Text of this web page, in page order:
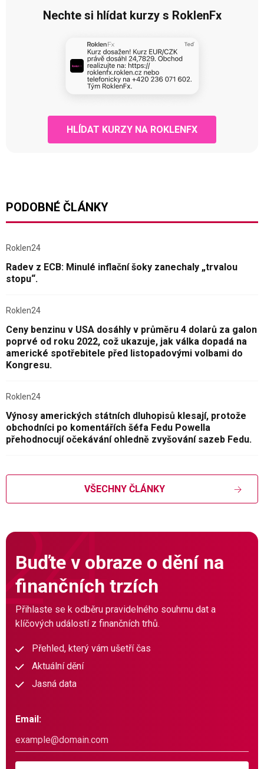
Nechte si hlídat kurzy s RoklenFx
HLÍDAT KURZY NA ROKLENFX
PODOBNÉ ČLÁNKY
Roklen24
Radev z ECB: Minulé inflační šoky zanechaly „trvalou
stopu“.
Roklen24
Ceny benzinu v USA dosáhly v průměru 4 dolarů za galon
poprvé od roku 2022, což ukazuje, jak válka dopadá na
americké spotřebitele před listopadovými volbami do
Kongresu.
Roklen24
Výnosy amerických státních dluhopisů klesají, protože
obchodníci po komentářích šéfa Fedu Powella
přehodnocují očekávání ohledně zvyšování sazeb Fedu.
VŠECHNY ČLÁNKY
Buďte v obraze o dění na
finančních trzích
Přihlaste se k odběru pravidelného souhrnu dat a
klíčových událostí z finančních trhů.
Přehled, který vám ušetří čas
Aktuální dění
Jasná data
Email: